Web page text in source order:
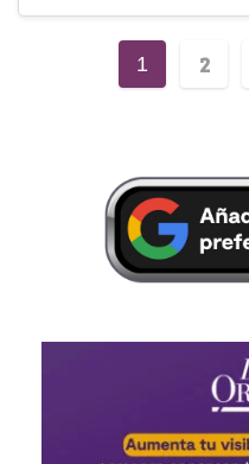
1 2